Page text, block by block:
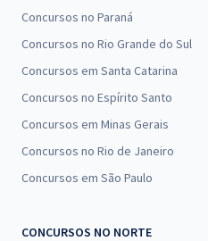
Concursos no Paraná
Concursos no Rio Grande do Sul
Concursos em Santa Catarina
Concursos no Espírito Santo
Concursos em Minas Gerais
Concursos no Rio de Janeiro
Concursos em São Paulo
CONCURSOS NO NORTE